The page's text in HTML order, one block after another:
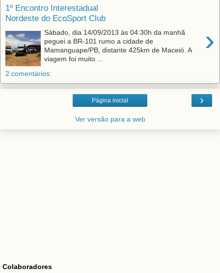
1º Encontro Interestadual
Nordeste do EcoSport Club
›
Sábado, dia 14/09/2013 às 04:30h da manhã
peguei a BR-101 rumo a cidade de
Mamanguape/PB, distante 425km de Maceió. A
viagem foi muito ...
2 comentários:
›
Página inicial
Ver versão para a web
Colaboradores